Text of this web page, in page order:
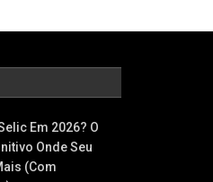
Em 2026? O
Onde Seu
(Com